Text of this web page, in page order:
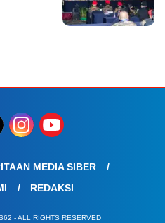
MEDIA SIBER
REDAKSI
- ALL RIGHTS RESERVED